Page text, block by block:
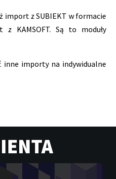
import z SUBIEKT w formacie
KAMSOFT. Są to moduły
inne importy na indywidualne